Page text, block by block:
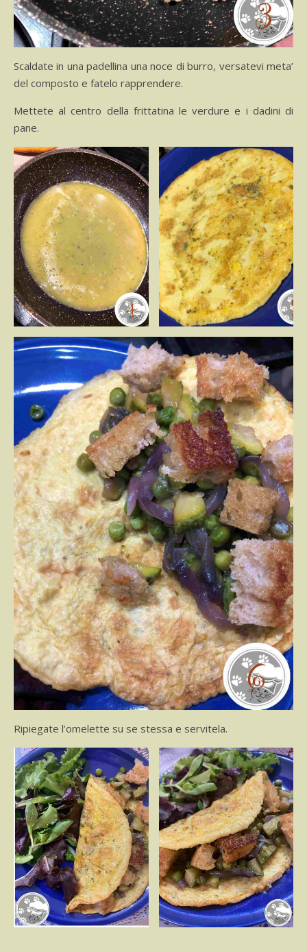
Scaldate in una padellina una noce di burro, versatevi meta’
del composto e fatelo rapprendere.
Mettete al centro della frittatina le verdure e i dadini di
pane.
Ripiegate l’omelette su se stessa e servitela.